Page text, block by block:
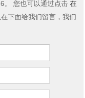
。 您也可以通过点击 在
下面给我们留言，我们